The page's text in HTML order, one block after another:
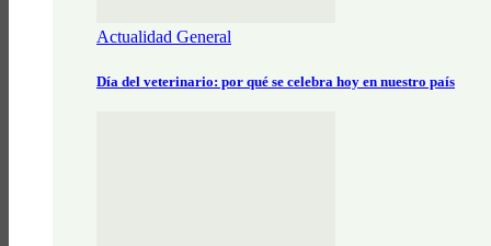
Actualidad General
Día del veterinario: por qué se celebra hoy en nuestro país